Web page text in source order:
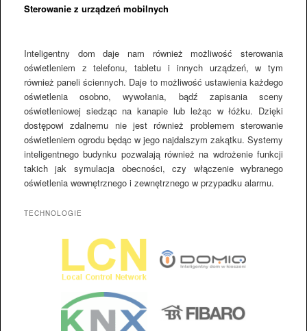
Sterowanie z urządzeń mobilnych
Inteligentny dom daje nam również możliwość sterowania
oświetleniem z telefonu, tabletu i innych urządzeń, w tym
również paneli ściennych. Daje to możliwość ustawienia każdego
oświetlenia osobno, wywołania, bądź zapisania sceny
oświetleniowej siedząc na kanapie lub leżąc w łóżku. Dzięki
dostępowi zdalnemu nie jest również problemem sterowanie
oświetleniem ogrodu będąc w jego najdalszym zakątku. Systemy
inteligentnego budynku pozwalają również na wdrożenie funkcji
takich jak symulacja obecności, czy włączenie wybranego
oświetlenia wewnętrznego i zewnętrznego w przypadku alarmu.
TECHNOLOGIE